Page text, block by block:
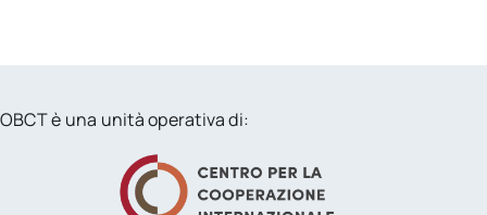
OBCT è una unità operativa di: